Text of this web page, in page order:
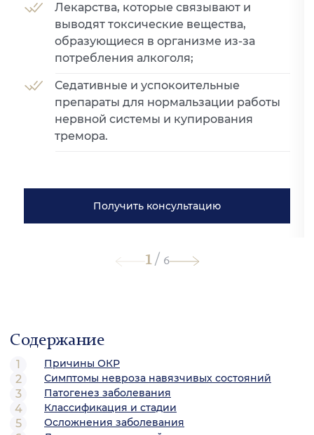
Лекарства, которые связывают и
выводят токсические вещества,
образующиеся в организме из-за
потребления алкоголя;
Седативные и успокоительные
препараты для нормальзации работы
нервной системы и купирования
тремора.
Получить консультацию
1/ 6
Содержание
Причины ОКР
Симптомы невроза навязчивых состояний
Патогенез заболевания
Классификация и стадии
Осложнения заболевания